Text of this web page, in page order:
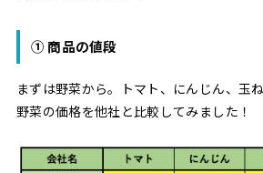
① 商品の値段
まずは野菜から。トマト、にんじん、玉
野菜の価格を他社と比較してみました！